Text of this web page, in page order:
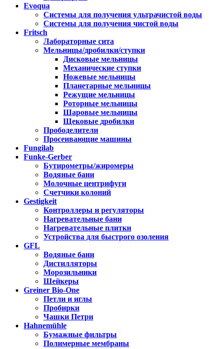
Evoqua
Системы для получения ультрачистой воды
Системы для получения чистой воды
Fritsch
Лабораторные сита
Мельницы/дробилки/ступки
Дисковые мельницы
Механические ступки
Ножевые мельницы
Планетарные мельницы
Режущие мельницы
Роторные мельницы
Шаровые мельницы
Щековые дробилки
Прободелители
Просеивающие машины
Fungilab
Funke-Gerber
Бутирометры/жиромеры
Водяные бани
Молочные центрифуги
Счетчики колоний
Gestigkeit
Контроллеры и регуляторы
Нагревательные бани
Нагревательные плитки
Устройства для быстрого озоления
GFL
Водяные бани
Дистилляторы
Морозильники
Шейкеры
Greiner Bio-One
Петли и иглы
Пробирки
Чашки Петри
Hahnemühle
Бумажные фильтры
Полимерные мембраны